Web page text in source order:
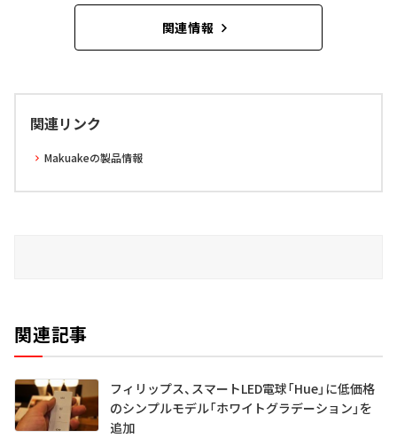
関連情報
関連リンク
Makuakeの製品情報
関連記事
フィリップス、スマートLED電球「Hue」に低価格
のシンプルモデル「ホワイトグラデーション」を
追加